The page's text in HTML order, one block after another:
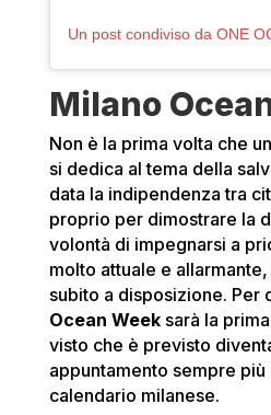
Milano
Non è la prima volta che
si dedica al tema della
data la indipendenza tra
proprio per dimostrare la
volontà di impegnarsi a
molto attuale e allarmante,
subito a disposizione. Per
Ocean Weeksarà la
visto che è previsto
appuntamento sempre
calendario milanese.